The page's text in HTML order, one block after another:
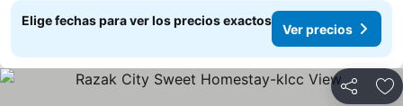
Elige fechas para ver los precios exactos
Ver precios
Compartir